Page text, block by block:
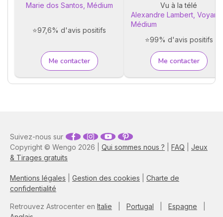
Marie dos Santos, Médium
⭐97,6% d'avis positifs
Me contacter
Vu à la télé
Alexandre Lambert, Voyant
Médium
⭐99% d'avis positifs
Me contacter
Copyright © Wengo 2026 | Qui sommes nous ? FAQ
Jeux
& Tirages gratuits
Mentions légales Gestion des cookies
Charte de
confidentialité
Suivez-nous sur
Retrouvez Astrocenter en Italie Portugal Espagne